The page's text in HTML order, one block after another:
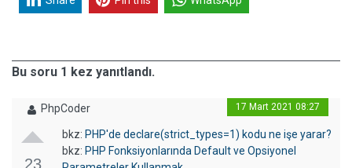
Bu soru 1 kez yanıtlandı.
PhpCoder 17 Mart 2021 08:27
23
bkz: PHP'de declare(strict_types=1) kodu ne işe yarar?
bkz: PHP Fonksiyonlarında Default ve Opsiyonel